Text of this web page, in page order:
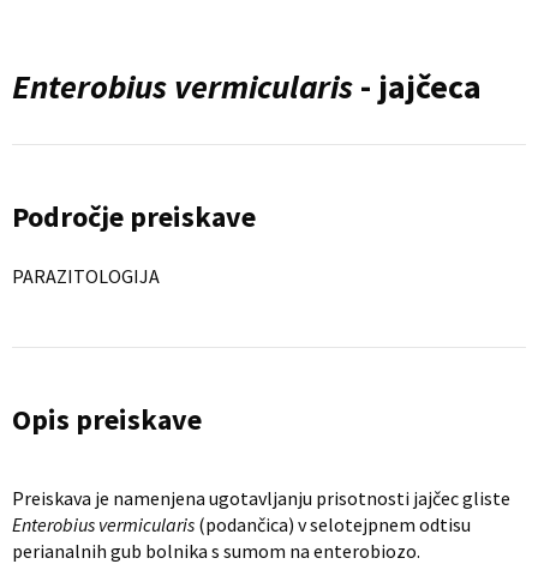
Enterobius vermicularis- jajčeca
Področje preiskave
PARAZITOLOGIJA
Opis preiskave
Preiskava je namenjena ugotavljanju prisotnosti jajčec gliste
Enterobius vermicularis (podančica) v selotejpnem odtisu
perianalnih gub bolnika s sumom na enterobiozo.